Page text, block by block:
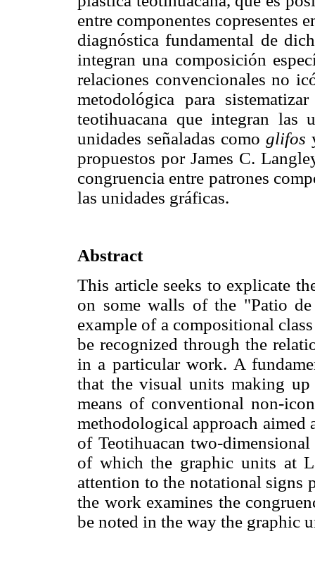
entre componentes copresentes
diagnóstica fundamental de
integran una composición
relaciones convencionales no
metodológica para
teotihuacana que integran las
unidades señaladas como glifos
propuestos por James C.
congruencia entre patrones
las unidades gráficas.
Abstract
This article seeks to explicate
on some walls of the "Patio
example of a compositional
be recognized through the
in a particular work. A
that the visual units making
means of conventional non-
methodological approach aimed
of Teotihuacan two-
of which the graphic units at
attention to the notational signs
the work examines the
be noted in the way the graphic